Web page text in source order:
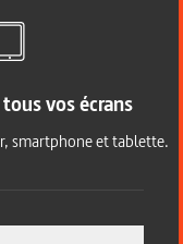
vos écrans
smartphone et tablette.